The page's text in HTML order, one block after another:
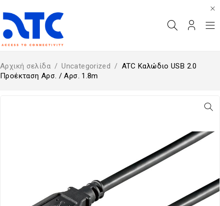
Αρχική σελίδα / Uncategorized / ATC Καλώδιο USB 2.0
Προέκταση Αρσ. / Αρσ. 1.8m